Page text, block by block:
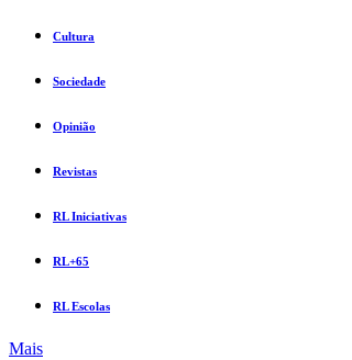
Cultura
Sociedade
Opinião
Revistas
RL Iniciativas
RL+65
RL Escolas
Mais